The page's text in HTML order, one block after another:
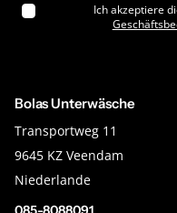
Ich akzeptiere
Bolas Unterwäsche
Transportweg 11
9645 KZ Veendam
Niederlande